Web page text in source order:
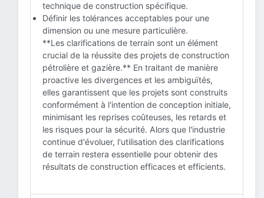
technique de construction spécifique.
Définir les tolérances acceptables pour une
dimension ou une mesure particulière.
**Les clarifications de terrain sont un élément
crucial de la réussite des projets de construction
pétrolière et gazière.** En traitant de manière
proactive les divergences et les ambiguïtés,
elles garantissent que les projets sont construits
conformément à l'intention de conception initiale,
minimisant les reprises coûteuses, les retards et
les risques pour la sécurité. Alors que l'industrie
continue d'évoluer, l'utilisation des clarifications
de terrain restera essentielle pour obtenir des
résultats de construction efficaces et efficients.